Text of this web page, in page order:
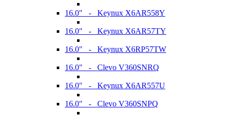
16.0" - Keynux X6AR558Y
16.0" - Keynux X6AR57TY
16.0" - Keynux X6RP57TW
16.0" - Clevo V360SNRQ
16.0" - Keynux X6AR557U
16.0" - Clevo V360SNPQ